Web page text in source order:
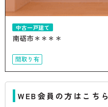
中古一戸建て
南砺市＊＊＊＊
間取り有
WEB会員の方はこちら